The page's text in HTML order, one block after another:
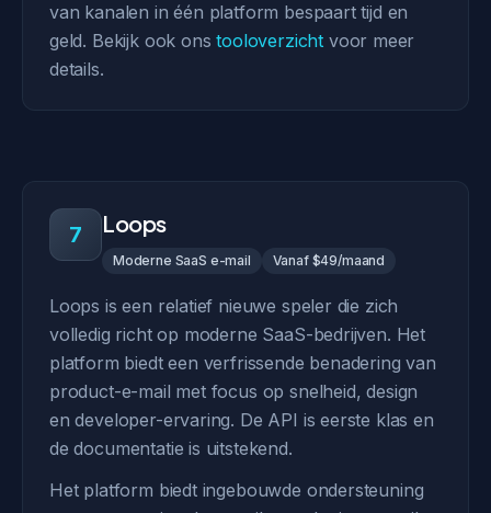
van kanalen in één platform bespaart tijd en
geld. Bekijk ook onstooloverzicht voor meer
details.
7 Loops
Moderne SaaS e-mail Vanaf $49/maand
Loops is een relatief nieuwe speler die zich
volledig richt op moderne SaaS-bedrijven. Het
platform biedt een verfrissende benadering van
product-e-mail met focus op snelheid, design
en developer-ervaring. De API is eerste klas en
de documentatie is uitstekend.
Het platform biedt ingebouwde ondersteuning